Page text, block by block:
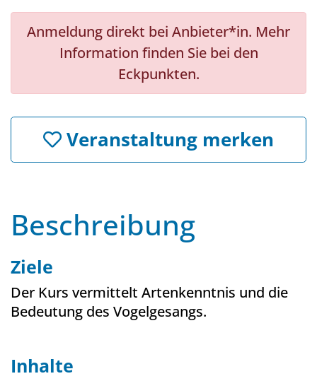
Anmeldung direkt bei Anbieter*in. Mehr
Information finden Sie bei den
Eckpunkten.
Veranstaltung merken
Beschreibung
Ziele
Der Kurs vermittelt Artenkenntnis und die
Bedeutung des Vogelgesangs.
Inhalte